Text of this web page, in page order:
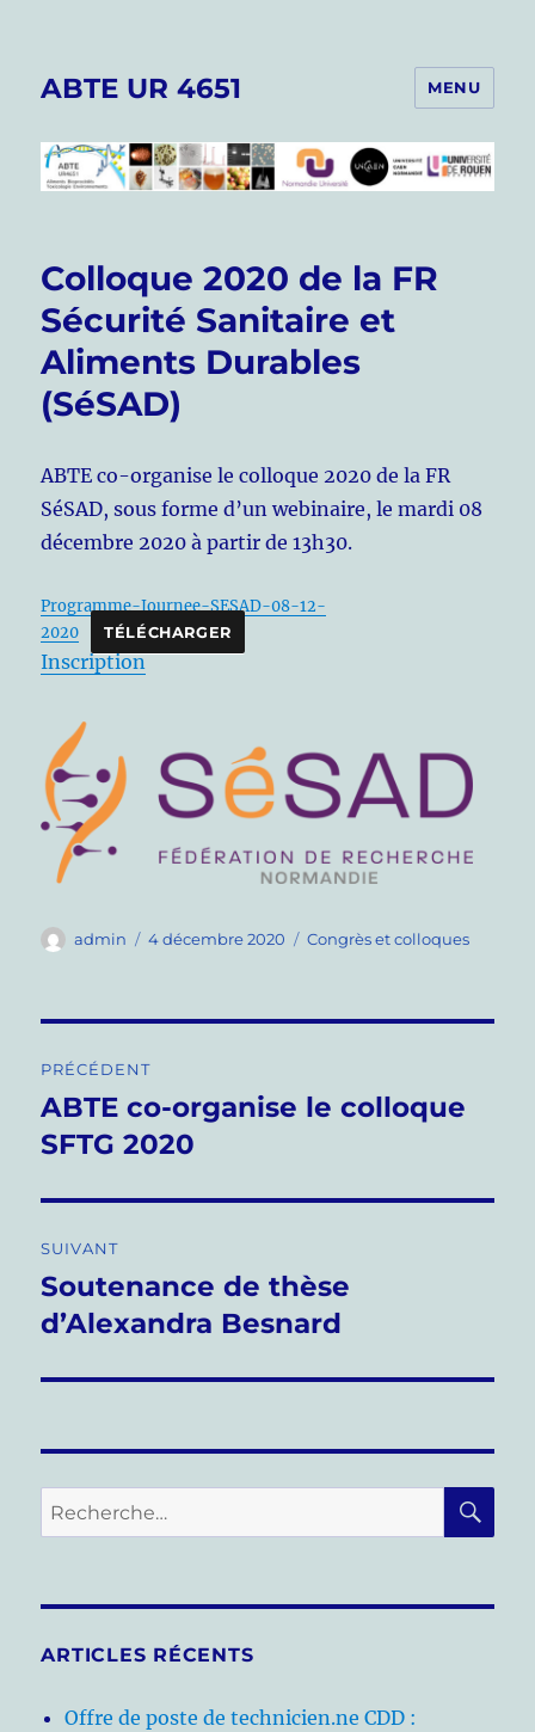
ABTE UR 4651 MENU
Colloque 2020 de la FR
Sécurité Sanitaire et
Aliments Durables
(SéSAD)
ABTE co-organise le colloque 2020 de la FR
SéSAD, sous forme d’un webinaire, le mardi 08
décembre 2020 à partir de 13h30.
Programme-Journee-SESAD-08-12-
2020
TÉLÉCHARGER
Inscription
Auteur
admin
Publié
4 décembre 2020 Catégories
Congrès et colloques
de
l’article
PRÉCÉDENT
Publication
précédente :
ABTE co-organise le colloque
SFTG 2020
SUIVANT
Publication
suivante :
Soutenance de thèse
d’Alexandra Besnard
Recherche
pour :
ARTICLES RÉCENTS
Offre de poste de technicien.ne CDD :